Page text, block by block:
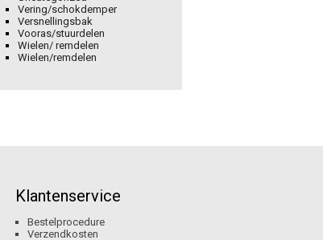
Vering/schokdemper
Versnellingsbak
Vooras/stuurdelen
Wielen/ remdelen
Wielen/remdelen
Klantenservice
Bestelprocedure
Verzendkosten